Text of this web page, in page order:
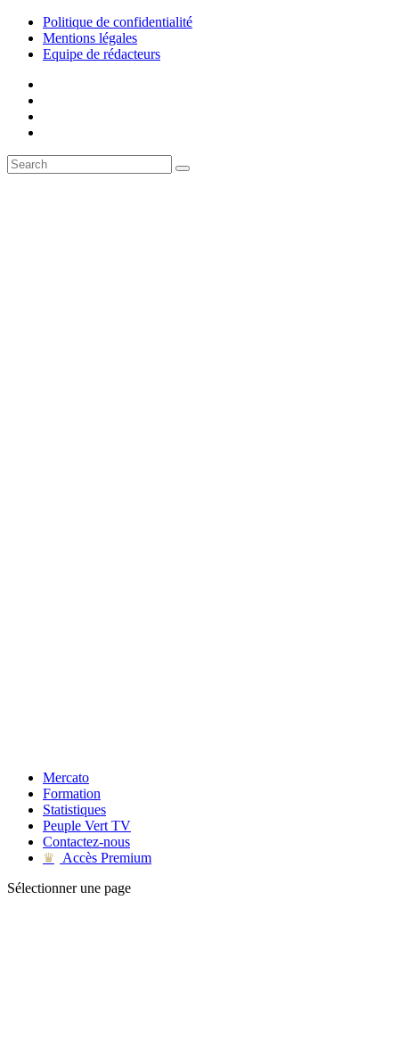
Politique de confidentialité
Mentions légales
Equipe de rédacteurs
Mercato
Formation
Statistiques
Peuple Vert TV
Contactez-nous
♛
Accès Premium
Sélectionner une page